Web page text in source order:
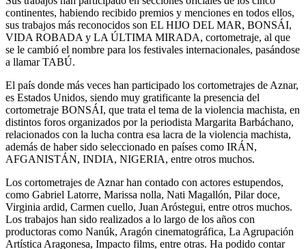
continentes, habiendo recibido premios y menciones en todos ellos,
sus trabajos más reconocidos son EL HIJO DEL MAR, BONSÁI,
VIDA ROBADA y LA ÚLTIMA MIRADA, cortometraje, al que
se le cambió el nombre para los festivales internacionales, pasándose
a llamar TABÚ.
El país donde más veces han participado los cortometrajes de Aznar,
es Estados Unidos, siendo muy gratificante la presencia del
cortometraje BONSÁI, que trata el tema de la violencia machista, en
distintos foros organizados por la periodista Margarita Barbáchano,
relacionados con la lucha contra esa lacra de la violencia machista,
además de haber sido seleccionado en países como IRÁN,
AFGANISTÁN, INDIA, NIGERIA, entre otros muchos.
Los cortometrajes de Aznar han contado con actores estupendos,
como Gabriel Latorre, Marissa nolla, Nati Magallón, Pilar doce,
Virginia ardid, Carmen cuello, Juan Aróstegui, entre otros muchos.
Los trabajos han sido realizados a lo largo de los años con
productoras como Nanúk, Aragón cinematográfica, La Agrupación
Artística Aragonesa, Impacto films, entre otras. Ha podido contar